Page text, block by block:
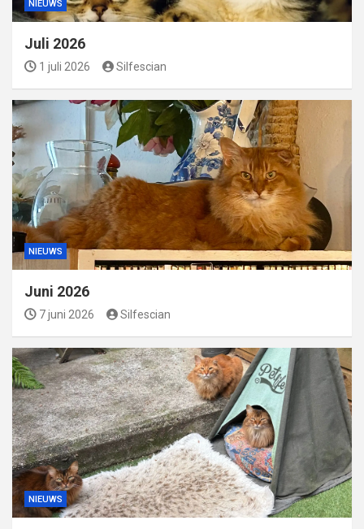
NIEUWS
Juli 2026
1 juli 2026 Silfescian
NIEUWS
Juni 2026
7 juni 2026 Silfescian
NIEUWS